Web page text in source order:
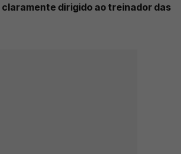
claramente dirigido ao treinador das